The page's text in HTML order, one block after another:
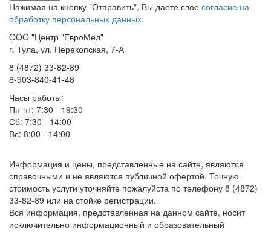
Нажимая на кнопку "Отправить", Вы даете свое согласие на
обработку персональных данных.
OOO "Центр "ЕвроМед"
г. Тула, ул. Перекопская, 7-А
8 (4872) 33-82-89
8-903-840-41-48
Часы работы:
Пн-пт: 7:30 - 19:30
Сб: 7:30 - 14:00
Вс: 8:00 - 14:00
Информация и цены, представленные на сайте, являются
справочными и не являются публичной офертой. Точную
стоимость услуги уточняйте пожалуйста по телефону 8 (4872)
33-82-89 или на стойке регистрации.
Вся информация, представленная на данном сайте, носит
исключительно информационный и образовательный